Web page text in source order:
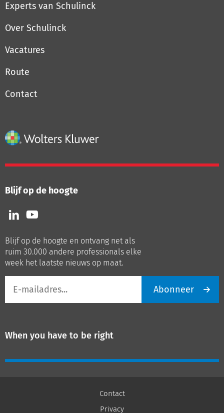
Experts van Schulinck
Over Schulinck
Vacatures
Route
Contact
Blijf op de hoogte
Volg
ons
LinkedIn
Volg
ons
Youtube
Blijf op de hoogte en ontvang net als
ruim 30.000 andere professionals elke
week het laatste nieuws op maat.
mailadres
Abonneer
When you have to be right
Contact
Privacy